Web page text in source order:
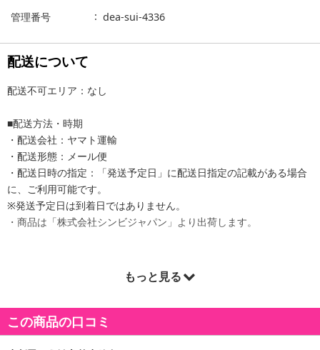
管理番号
dea-sui-4336
配送について
配送不可エリア：なし
■配送方法・時期
・配送会社：ヤマト運輸
・配送形態：メール便
・配送日時の指定：「発送予定日」に配送日指定の記載がある場合
に、ご利用可能です。
※発送予定日は到着日ではありません。
・商品は「株式会社シンビジャパン」より出荷します。
高発色のカラーが唇に塗った瞬間、軽やかに密着するエアリーフィ
ッティングフォーミュラーで、乾燥やシワを目立たせずマットフィ
もっと見る
この商品の口コミ